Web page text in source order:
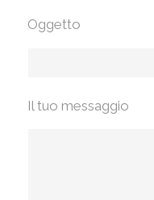
Oggetto
Il tuo messaggio